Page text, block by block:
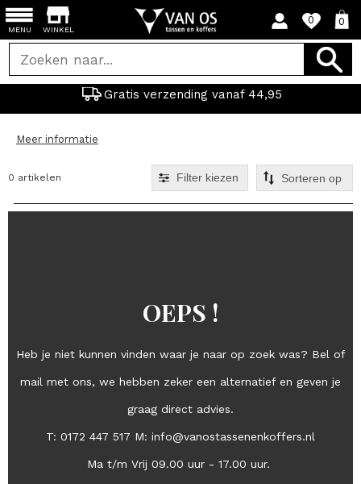
WINKEL
0 0
Gratis verzending vanaf 44,95
MENU
Meer informatie
0 artikelen Filter kiezen
OEPS !
Heb je niet kunnen vinden waar je naar op zoek was? Bel of
mail met ons, we hebben zeker een alternatief en geven je
graag direct advies.
T: 0172 447 517 M: info@vanostassenenkoffers.nl
Ma t/m Vrij 09.00 uur - 17.00 uur.